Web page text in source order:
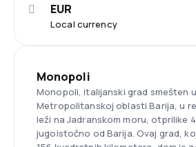
Local currency
EUR
Monopoli
Monopoli, italijanski grad smešten u
Metropolitanskoj oblasti Barija, u
leži na Jadranskom moru, otprilike
jugoistočno od Barija. Ovaj grad,